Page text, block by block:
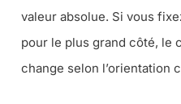
valeur absolue. Si vous
pour le plus grand côté, le
change selon l’orientation